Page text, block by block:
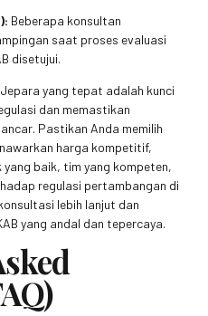
Beberapa konsultan
saat proses evaluasi
disetujui.
Jepara yang tepat adalah kunci
dan memastikan
Pastikan Anda memilih
harga kompetitif,
baik, tim yang kompeten,
regulasi pertambangan di
lebih lanjut dan
yang andal dan tepercaya.